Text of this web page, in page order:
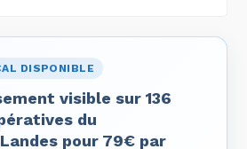
DISPONIBLE
visible sur 136
du
pour 79€ par